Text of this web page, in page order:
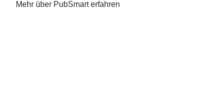
Mehr über PubSmart erfahren